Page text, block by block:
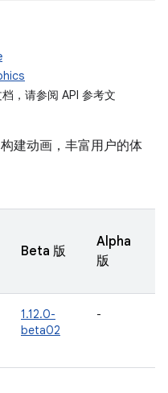
，请参阅 API 参考文
建动画，丰富用户的体
Beta 版
Alpha
版
1.12.0-
beta02
-